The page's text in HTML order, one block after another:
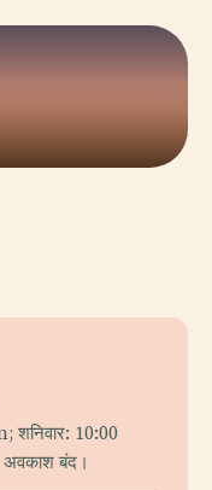
शनिवार: 10:00
अवकाश बंद।